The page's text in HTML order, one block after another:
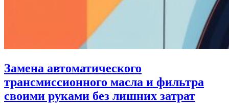
Замена автоматического
трансмиссионного масла и фильтра
своими руками без лишних затрат